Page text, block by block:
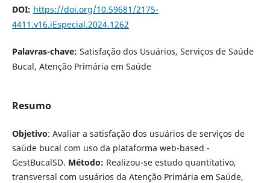
DOI: https://doi.org/10.59681/2175-
4411.v16.iEspecial.2024.1262
Palavras-chave: Satisfação dos Usuários, Serviços de Saúde
Bucal, Atenção Primária em Saúde
Resumo
Objetivo: Avaliar a satisfação dos usuários de serviços de
saúde bucal com uso da plataforma web-based -
GestBucalSD. Método: Realizou-se estudo quantitativo,
transversal com usuários da Atenção Primária em Saúde,